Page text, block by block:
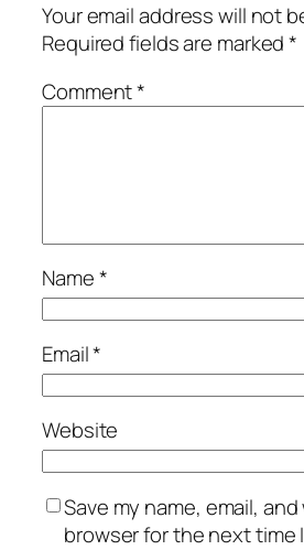
Your email address will not
Required fields are marked*
Comment*
Name*
Email*
Website
Save my name, email,
browser for the next time